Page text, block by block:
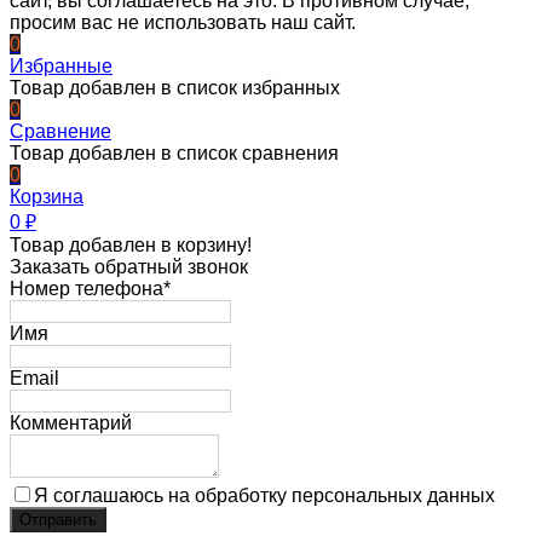
просим вас не использовать наш сайт.
0
Избранные
Товар добавлен в список избранных
0
Сравнение
Товар добавлен в список сравнения
0
Корзина
0 ₽
Товар добавлен в корзину!
Заказать обратный звонок
Номер телефона*
Имя
Email
Комментарий
Я соглашаюсь на обработку персональных данных